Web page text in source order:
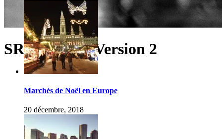
SRGB3948 – Version 2
Marchés de Noël en Europe
20 décembre, 2018